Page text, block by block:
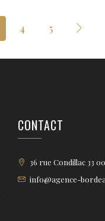
4 5
CONTACT
36 rue Condillac 33
info@agence-